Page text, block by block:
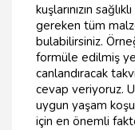
kuşlarınızın
gereken tüm
bulabilirsiniz.
formüle edilmiş
canlandıracak
cevap veriyoruz.
uygun yaşam
için en önemli